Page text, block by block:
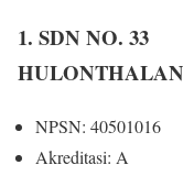
1. SDN NO. 33
NPSN: 40501016
Akreditasi: A